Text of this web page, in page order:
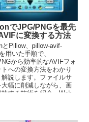
でJPG/PNGを最先
に変換する方法
とPillow、pillow-avif-
用いた手順で、
から効率的なAVIFフォ
トへの変換方法をわかり
説します。ファイルサ
大幅に削減しながら、画
する技術を紹介。Web